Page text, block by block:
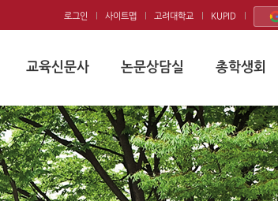
로그인 사이트맵 고려대학교 KUPID
교육신문사 논문상담실 총학생회